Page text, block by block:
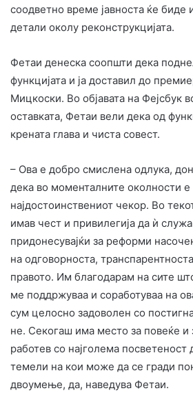
соодветно време јавноста ќе биде
детали околу реконструкцијата.
Фетаи денеска соопшти дека
функцијата и ја доставил до
Мицкоски. Во објавата на Фејсбук
оставката, Фетаи вели дека од
крената глава и чиста совест.
– Ова е добро смислена одлука,
дека во моменталните околности е
најдостоинствениот чекор. Во
имав чест и привилегија да ѝ
придонесувајќи за реформи
на одговорноста,
правото. Им благодарам на сите
ме поддржуваа и соработуваа на
сум целосно задоволен со
не. Секогаш има место за повеќе и
работев со најголема посветеност
темели на кои може да се гради
двоумење, да, наведува Фетаи.